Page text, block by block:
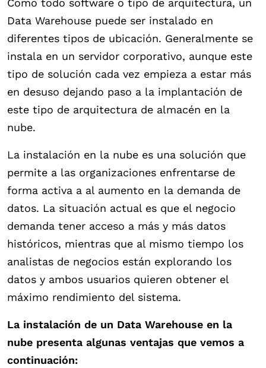
Como todo software o tipo de arquitectura, un
Data Warehouse puede ser instalado en
diferentes tipos de ubicación. Generalmente se
instala en un servidor corporativo, aunque este
tipo de solución cada vez empieza a estar más
en desuso dejando paso a la implantación de
este tipo de arquitectura de almacén en la
nube.
La instalación en la nube es una solución que
permite a las organizaciones enfrentarse de
forma activa a al aumento en la demanda de
datos. La situación actual es que el negocio
demanda tener acceso a más y más datos
históricos, mientras que al mismo tiempo los
analistas de negocios están explorando los
datos y ambos usuarios quieren obtener el
máximo rendimiento del sistema.
La instalación de un Data Warehouse en la
nube presenta algunas ventajas que vemos a
continuación: